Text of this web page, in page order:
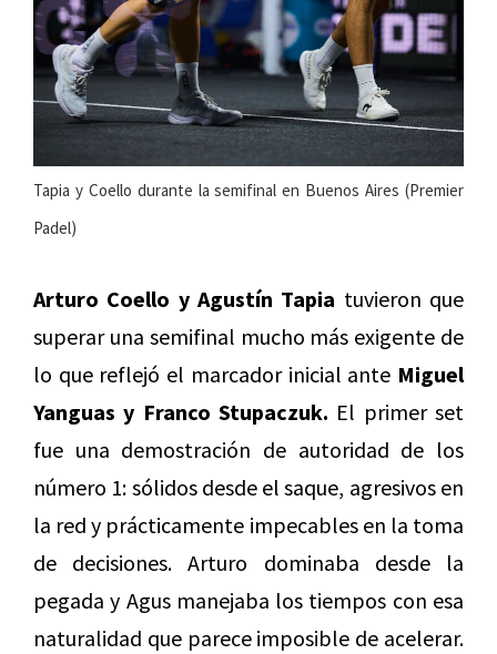
Tapia y Coello durante la semifinal en Buenos Aires (Premier
Padel)
Arturo Coello y Agustín Tapia tuvieron que
superar una semifinal mucho más exigente de
lo que reflejó el marcador inicial ante Miguel
Yanguas y Franco Stupaczuk. El primer set
fue una demostración de autoridad de los
número 1: sólidos desde el saque, agresivos en
la red y prácticamente impecables en la toma
de decisiones. Arturo dominaba desde la
pegada y Agus manejaba los tiempos con esa
naturalidad que parece imposible de acelerar.